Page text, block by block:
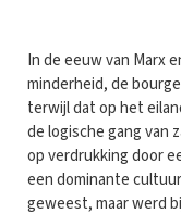
In de eeuw van Marx
minderheid, de
terwijl dat op het
de logische gang van
op verdrukking door
een dominante
geweest, maar werd